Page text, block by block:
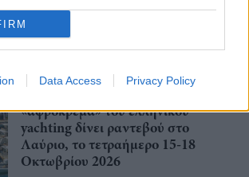
Data Access Privacy Policy
της Δικτύου διοργανώνοντας
ταξίδια στην Πράγα και το
Καρπενήσι
«αφρόκρεμα» του ελληνικού
yachting δίνει ραντεβού στο
Λαύριο, το τετραήμερο 15-18
Οκτωβρίου 2026